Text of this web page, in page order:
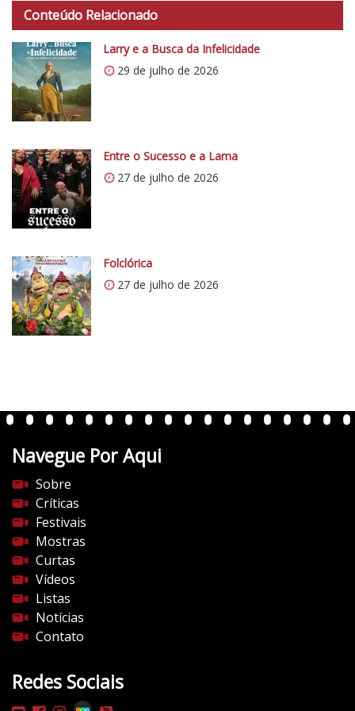
p
s
:
/
/
0
.
w
p
.
o
m
/
v
e
n
e
d
o
c
i
n
e
m
a
.
o
m
Conteúdo Relacionado
Larry e a Busca da Infelicidade
29 de julho de 2026
Entre o Sucesso e a Lama
27 de julho de 2026
Folclórica
27 de julho de 2026
Navegue Por Aqui
Sobre
Críticas
Festivais
Mostras
Curtas
Vídeos
Listas
Notícias
Contato
Redes Sociais